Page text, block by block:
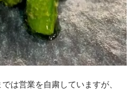
は営業を自粛していますが、